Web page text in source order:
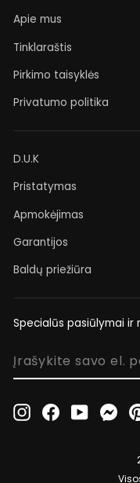
Apie mus
Tinklaraštis
Pirkimo taisyklės
Privatumo politika
D.U.K
Pristatymas
Apmokėjimas
Garantijos
Baldų priežiūra
Specialūs pasiūlymai ir
ĮRAŠYKITE
PAŠTĄInstagramFacebookYouTube